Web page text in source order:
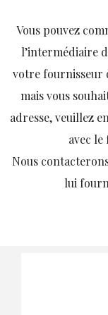
Vous pouvez
l’intermédiaire
votre fournisseur
mais vous
adresse, veuillez
avec
Nous
lui